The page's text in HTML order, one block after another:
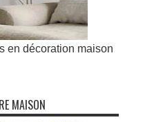
en décoration maison
MAISON